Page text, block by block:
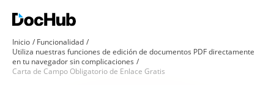
Inicio
Funcionalidad
Utiliza nuestras funciones de edición de documentos PDF directamente
en tu navegador sin complicaciones
Carta de Campo Obligatorio de Enlace Gratis